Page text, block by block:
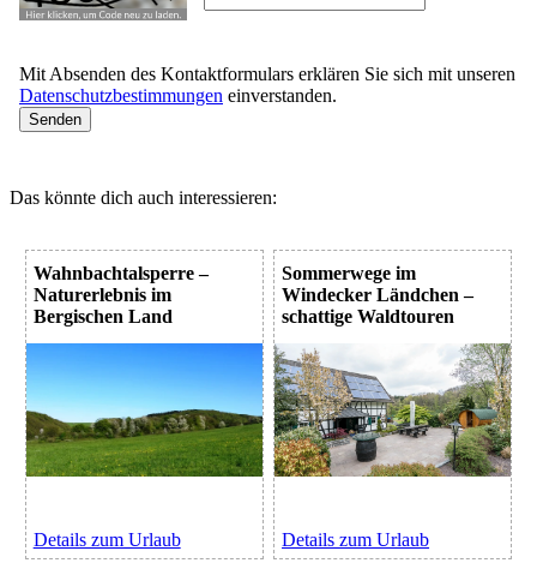
Mit Absenden des Kontaktformulars erklären Sie sich mit unseren
Datenschutzbestimmungen einverstanden.
Das könnte dich auch interessieren:
Wahnbachtalsperre –
Naturerlebnis im
Bergischen Land
Details zum Urlaub
Sommerwege im
Windecker Ländchen –
schattige Waldtouren
Details zum Urlaub